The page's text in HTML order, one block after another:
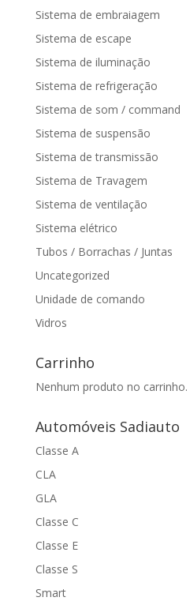
Sistema de embraiagem
Sistema de escape
Sistema de iluminação
Sistema de refrigeração
Sistema de som / command
Sistema de suspensão
Sistema de transmissão
Sistema de Travagem
Sistema de ventilação
Sistema elétrico
Tubos / Borrachas / Juntas
Uncategorized
Unidade de comando
Vidros
Carrinho
Nenhum produto no carrinho.
Automóveis Sadiauto
Classe A
CLA
GLA
Classe C
Classe E
Classe S
Smart